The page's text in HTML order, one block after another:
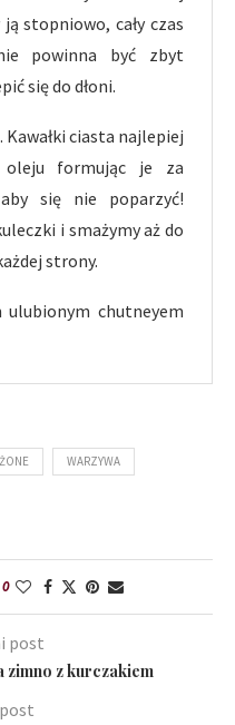
stopniowo, cały czas
powinna być zbyt
się do dłoni.
ciasta najlepiej
oleju formując je za
się nie poparzyć!
i smażymy aż do
strony.
ulubionym chutneyem
WARZYWA
0
post
zimno z kurczakiem